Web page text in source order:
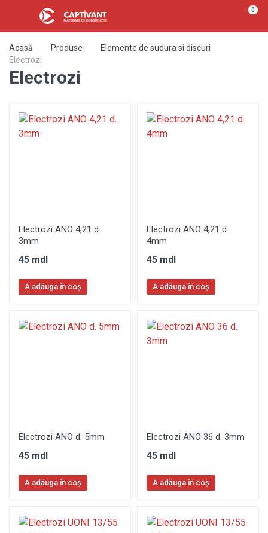
0
Acasă Produse
Elemente de sudura si discuri
Electrozi
Electrozi
Electrozi ANO 4,21 d.
3mm
45 mdl
A adăuga în coș
Electrozi ANO 4,21 d.
4mm
45 mdl
A adăuga în coș
Electrozi ANO d. 5mm
45 mdl
A adăuga în coș
Electrozi ANO 36 d. 3mm
45 mdl
A adăuga în coș